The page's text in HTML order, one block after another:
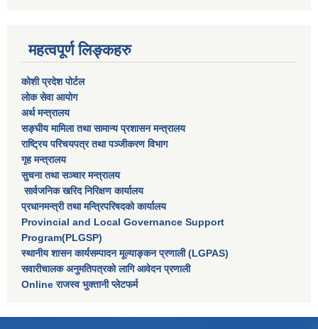
महत्वपूर्ण लिङ्कहरु
कोशी प्रदेश पोर्टल
लाेक सेवा आयाेग
अर्थ मन्त्रालय
सङ्घीय मामिला तथा सामान्य प्रशासन मन्त्रालय
राष्‍ट्रिय परिचयपत्र तथा पञ्‍जीकरण विभाग
गृह मन्त्रालय
सुचना तथा सञ्चार मन्त्रालय
सार्वजनिक खरिद निरिक्षण कार्यालय
प्रधानमन्त्री तथा मन्त्रिपरिषदकाे कार्यालय
Provincial and Local Governance Support
Program(PLGSP)
स्थानीय शासन कार्यसम्पादन मूल्याङ्कन प्रणाली (LGPAS)
सवारीचालक अनुमतिपत्रको लागि आवेदन प्रणाली
Online राजस्व भुक्तानी प्लेटफर्म